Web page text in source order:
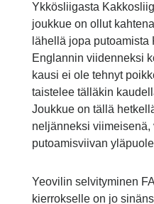
Ykkösliigasta
joukkue on ollut
lähellä jopa
Englannin viidenneksi
kausi ei ole tehnyt
taistelee tälläkin
Joukkue on tällä
neljänneksi viimeisenä,
putoamisviivan
Yeovilin selvityminen
kierrokselle on jo